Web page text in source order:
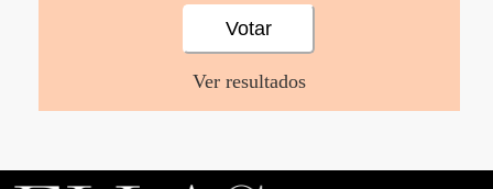
Ver resultados